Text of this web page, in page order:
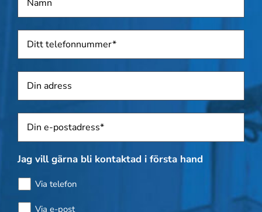
Telefon *
Adress
Sposti *
Jag vill gärna bli kontaktad i första hand
Via telefon
Via e-post